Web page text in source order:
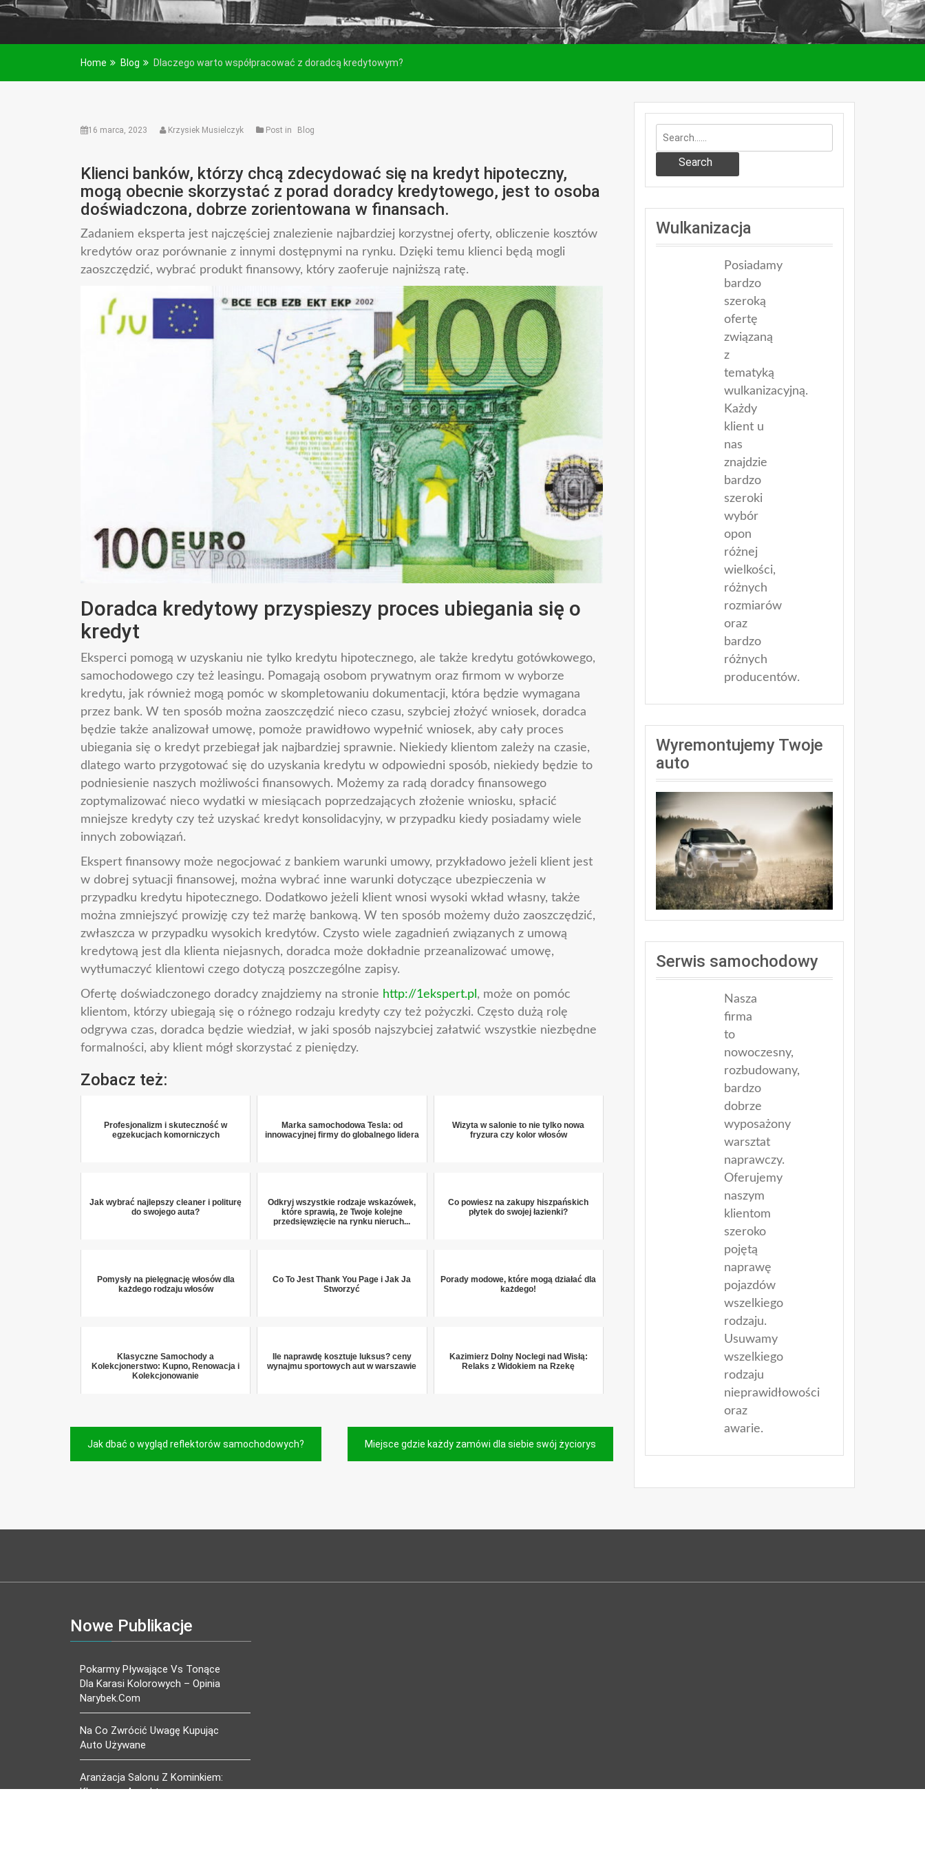
Home Blog Dlaczego warto współpracować z doradcą kredytowym?
16 marca, 2023 Krzysiek Musielczyk Post in Blog
Klienci banków, którzy chcą zdecydować się na kredyt hipoteczny,
mogą obecnie skorzystać z porad doradcy kredytowego, jest to osoba
doświadczona, dobrze zorientowana w finansach.
Zadaniem eksperta jest najczęściej znalezienie najbardziej korzystnej oferty, obliczenie kosztów
kredytów oraz porównanie z innymi dostępnymi na rynku. Dzięki temu klienci będą mogli
zaoszczędzić, wybrać produkt finansowy, który zaoferuje najniższą ratę.
Doradca kredytowy przyspieszy proces ubiegania się o
kredyt
Eksperci pomogą w uzyskaniu nie tylko kredytu hipotecznego, ale także kredytu gotówkowego,
samochodowego czy też leasingu. Pomagają osobom prywatnym oraz firmom w wyborze
kredytu, jak również mogą pomóc w skompletowaniu dokumentacji, która będzie wymagana
przez bank. W ten sposób można zaoszczędzić nieco czasu, szybciej złożyć wniosek, doradca
będzie także analizował umowę, pomoże prawidłowo wypełnić wniosek, aby cały proces
ubiegania się o kredyt przebiegał jak najbardziej sprawnie. Niekiedy klientom zależy na czasie,
dlatego warto przygotować się do uzyskania kredytu w odpowiedni sposób, niekiedy będzie to
podniesienie naszych możliwości finansowych. Możemy za radą doradcy finansowego
zoptymalizować nieco wydatki w miesiącach poprzedzających złożenie wniosku, spłacić
mniejsze kredyty czy też uzyskać kredyt konsolidacyjny, w przypadku kiedy posiadamy wiele
innych zobowiązań.
Ekspert finansowy może negocjować z bankiem warunki umowy, przykładowo jeżeli klient jest
w dobrej sytuacji finansowej, można wybrać inne warunki dotyczące ubezpieczenia w
przypadku kredytu hipotecznego. Dodatkowo jeżeli klient wnosi wysoki wkład własny, także
można zmniejszyć prowizję czy też marżę bankową. W ten sposób możemy dużo zaoszczędzić,
zwłaszcza w przypadku wysokich kredytów. Czysto wiele zagadnień związanych z umową
kredytową jest dla klienta niejasnych, doradca może dokładnie przeanalizować umowę,
wytłumaczyć klientowi czego dotyczą poszczególne zapisy.
Ofertę doświadczonego doradcy znajdziemy na stronie http://1ekspert.pl , może on pomóc
klientom, którzy ubiegają się o różnego rodzaju kredyty czy też pożyczki. Często dużą rolę
odgrywa czas, doradca będzie wiedział, w jaki sposób najszybciej załatwić wszystkie niezbędne
formalności, aby klient mógł skorzystać z pieniędzy.
Zobacz też:
Profesjonalizm i skuteczność w
egzekucjach komorniczych
Marka samochodowa Tesla: od
innowacyjnej firmy do globalnego lidera
Wizyta w salonie to nie tylko nowa
fryzura czy kolor włosów
Jak wybrać najlepszy cleaner i politurę
do swojego auta?
Odkryj wszystkie rodzaje wskazówek,
które sprawią, że Twoje kolejne
przedsięwzięcie na rynku nieruch...
Co powiesz na zakupy hiszpańskich
płytek do swojej łazienki?
Pomysły na pielęgnację włosów dla
każdego rodzaju włosów
Co To Jest Thank You Page i Jak Ja
Stworzyć
Porady modowe, które mogą działać dla
każdego!
Klasyczne Samochody a
Kolekcjonerstwo: Kupno, Renowacja i
Kolekcjonowanie
Ile naprawdę kosztuje luksus? ceny
wynajmu sportowych aut w warszawie
Kazimierz Dolny Noclegi nad Wisłą:
Relaks z Widokiem na Rzekę
Nawigacja
wpisu
Jak dbać o wygląd reflektorów samochodowych? Miejsce gdzie każdy zamówi dla siebie swój życiorys
Search
Wulkanizacja
Posiadamy
bardzo
szeroką
ofertę
związaną
z
tematyką
wulkanizacyjną.
Każdy
klient u
nas
znajdzie
bardzo
szeroki
wybór
opon
różnej
wielkości,
różnych
rozmiarów
oraz
bardzo
różnych
producentów.
Wyremontujemy Twoje
auto
Serwis samochodowy
Nasza
firma
to
nowoczesny,
rozbudowany,
bardzo
dobrze
wyposażony
warsztat
naprawczy.
Oferujemy
naszym
klientom
szeroko
pojętą
naprawę
pojazdów
wszelkiego
rodzaju.
Usuwamy
wszelkiego
rodzaju
nieprawidłowości
oraz
awarie.
Nowe Publikacje
Pokarmy Pływające Vs Tonące
Dla Karasi Kolorowych – Opinia
Narybek.com
Na Co Zwrócić Uwagę Kupując
Auto Używane
Aranżacja Salonu Z Kominkiem:
Kluczowe Aspekty